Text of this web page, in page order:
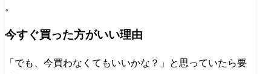
。
今すぐ買った方がいい理由
「でも、今買わなくてもいいかな？」と思っていたら要